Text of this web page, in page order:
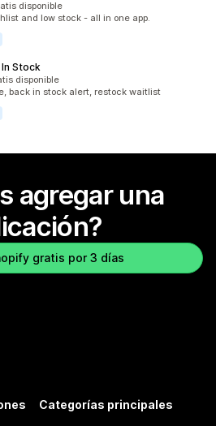
disponible
and low stock - all in one app.
In Stock
disponible
back in stock alert, restock waitlist
agregar una
gratis por 3 días
Categorías principales